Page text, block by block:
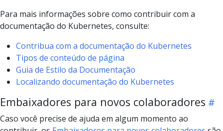
Para mais informações sobre como contribuir com a
documentação do Kubernetes, consulte:
Contribua com a documentação do Kubernetes
Tipos de conteúdo de página
Guia de Estilo da Documentação
Localizando documentação do Kubernetes
Embaixadores para novos colaboradores
Caso você precise de ajuda em algum momento ao